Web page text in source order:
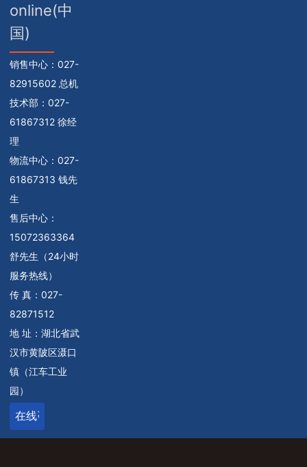
online(中
国)
销售中心： 027-
82915602 总机
技术部： 027-
61867312 徐经
理
物流中心： 027-
61867313 钱先
生
售后中心：
15072363364
舒先生（24小时
服务热线）
传 真：027-
82871512
地 址：湖北省武
汉市黄陂区滠口
镇（江车工业
园）
在线咨询